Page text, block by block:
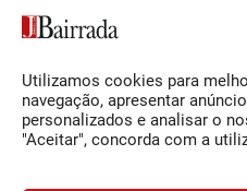
Utilizamos cookies para
navegação, apresentar
personalizados e analisar o
"Aceitar", concorda com a
Ao subscrever está a indicar
Política de